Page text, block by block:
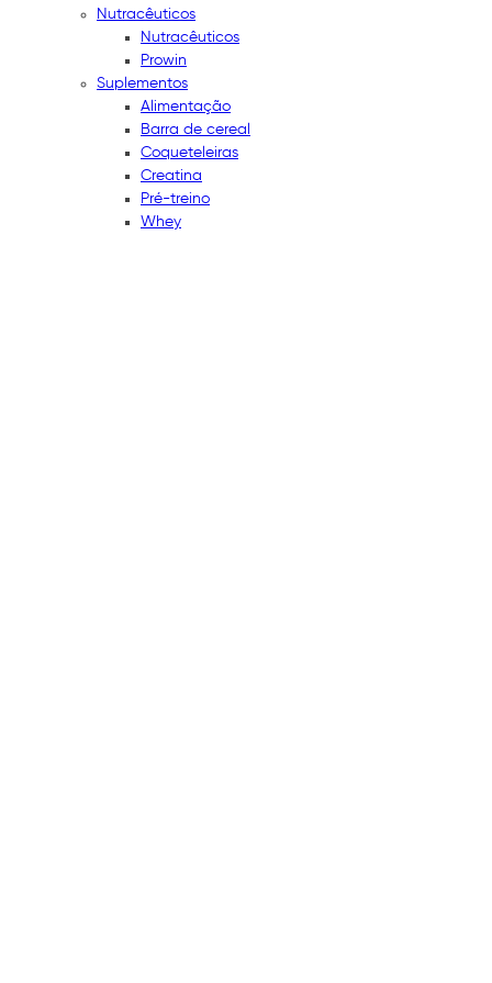
Nutracêuticos
Nutracêuticos
Prowin
Suplementos
Alimentação
Barra de cereal
Coqueteleiras
Creatina
Pré-treino
Whey